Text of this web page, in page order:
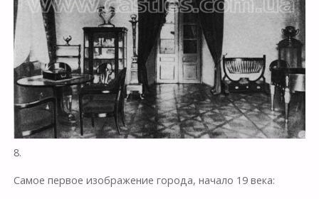
8.
Самое первое изображение города, начало 19 века: